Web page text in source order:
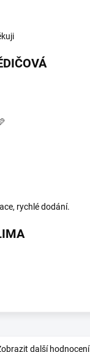
rychlé dodání.
další hodnocení